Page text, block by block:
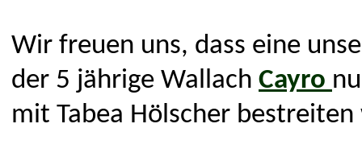
Wir freuen uns, dass eine
der 5 jährige Wallach Cayro
mit Tabea Hölscher